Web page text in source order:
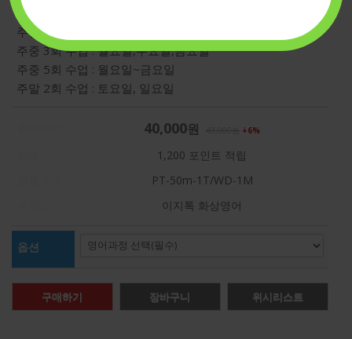
주중 1회수업 : 요일 선택
주중 2회 수업 : 화요일,목요일
주중 3회 수업 : 월요일,수요일,금요일
주중 5회 수업 : 월요일~금요일
주말 2회 수업 : 토요일, 일요일
40,000원 6%
1,200 포인트 적립
PT-50m-1T/WD-1M
이지톡 화상영어
옵션
구매하기 장바구니 위시리스트